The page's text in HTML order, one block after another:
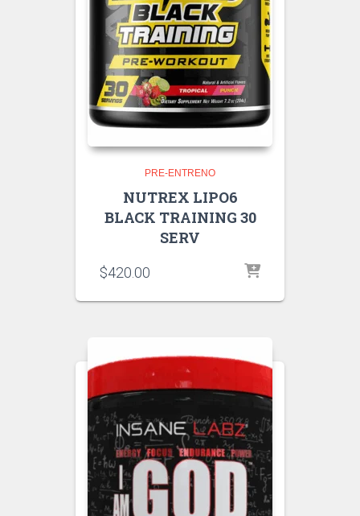
PRE-ENTRENO
NUTREX LIPO6
BLACK TRAINING 30
SERV
$420.00